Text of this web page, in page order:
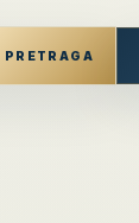
PRETRAGA